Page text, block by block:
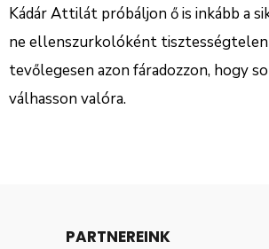
Kádár Attilát próbáljon ő is inkább a
ne ellenszurkolóként
tevőlegesen azon fáradozzon, hogy
válhasson valóra.
PARTNEREINK